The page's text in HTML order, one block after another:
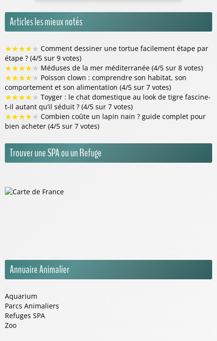
Articles les mieux notés
★★★★★ Comment dessiner une tortue facilement étape par
étape ? (4/5 sur 9 votes)
★★★★★ Méduses de la mer méditerranée (4/5 sur 8 votes)
★★★★★ Poisson clown : comprendre son habitat, son
comportement et son alimentation (4/5 sur 7 votes)
★★★★★ Toyger : le chat domestique au look de tigre fascine-
t-il autant qu’il séduit ? (4/5 sur 7 votes)
★★★★★ Combien coûte un lapin nain ? guide complet pour
bien acheter (4/5 sur 7 votes)
Trouver une SPA ou un Refuge
Annuaire Animalier
Aquarium
Parcs Animaliers
Refuges SPA
Zoo